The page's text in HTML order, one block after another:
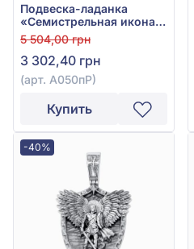
Подвеска-ладанка
«Семистрельная икона
Божией Матери» из
серебра 925°/375° без
вставки, арт. А050пР
5 504,00 грн
3 302,40 грн
(арт. А050пР)
Купить
-40%